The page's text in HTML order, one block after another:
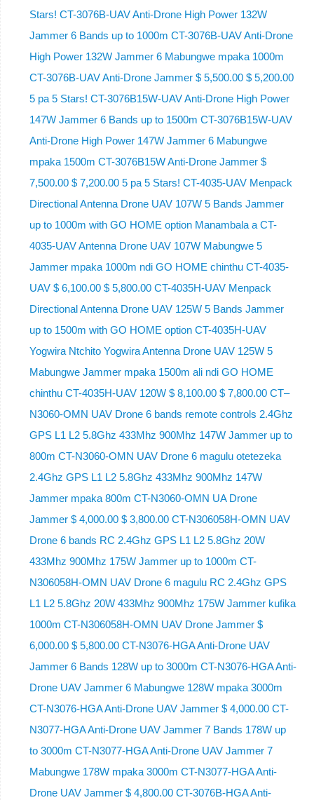
Stars! CT-3076B-UAV Anti-Drone High Power 132W
Jammer 6 Bands up to 1000m CT-3076B-UAV Anti-Drone
High Power 132W Jammer 6 Mabungwe mpaka 1000m
CT-3076B-UAV Anti-Drone Jammer $ 5,500.00 $ 5,200.00
5 pa 5 Stars! CT-3076B15W-UAV Anti-Drone High Power
147W Jammer 6 Bands up to 1500m CT-3076B15W-UAV
Anti-Drone High Power 147W Jammer 6 Mabungwe
mpaka 1500m CT-3076B15W Anti-Drone Jammer $
7,500.00 $ 7,200.00 5 pa 5 Stars! CT-4035-UAV Menpack
Directional Antenna Drone UAV 107W 5 Bands Jammer
up to 1000m with GO HOME option Manambala a CT-
4035-UAV Antenna Drone UAV 107W Mabungwe 5
Jammer mpaka 1000m ndi GO HOME chinthu CT-4035-
UAV $ 6,100.00 $ 5,800.00 CT-4035H-UAV Menpack
Directional Antenna Drone UAV 125W 5 Bands Jammer
up to 1500m with GO HOME option CT-4035H-UAV
Yogwira Ntchito Yogwira Antenna Drone UAV 125W 5
Mabungwe Jammer mpaka 1500m ali ndi GO HOME
chinthu CT-4035H-UAV 120W $ 8,100.00 $ 7,800.00 CT–
N3060-OMN UAV Drone 6 bands remote controls 2.4Ghz
GPS L1 L2 5.8Ghz 433Mhz 900Mhz 147W Jammer up to
800m CT-N3060-OMN UAV Drone 6 magulu otetezeka
2.4Ghz GPS L1 L2 5.8Ghz 433Mhz 900Mhz 147W
Jammer mpaka 800m CT-N3060-OMN UA Drone
Jammer $ 4,000.00 $ 3,800.00 CT-N306058H-OMN UAV
Drone 6 bands RC 2.4Ghz GPS L1 L2 5.8Ghz 20W
433Mhz 900Mhz 175W Jammer up to 1000m CT-
N306058H-OMN UAV Drone 6 magulu RC 2.4Ghz GPS
L1 L2 5.8Ghz 20W 433Mhz 900Mhz 175W Jammer kufika
1000m CT-N306058H-OMN UAV Drone Jammer $
6,000.00 $ 5,800.00 CT-N3076-HGA Anti-Drone UAV
Jammer 6 Bands 128W up to 3000m CT-N3076-HGA ​​Anti-
Drone UAV Jammer 6 Mabungwe 128W mpaka 3000m
CT-N3076-HGA ​​Anti-Drone UAV Jammer $ 4,000.00 CT-
N3077-HGA Anti-Drone UAV Jammer 7 Bands 178W up
to 3000m CT-N3077-HGA Anti-Drone UAV Jammer 7
Mabungwe 178W mpaka 3000m CT-N3077-HGA Anti-
Drone UAV Jammer $ 4,800.00 CT-3076B-HGA Anti-